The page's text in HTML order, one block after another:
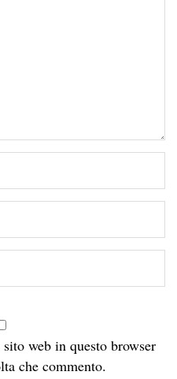
web in questo browser
che commento.